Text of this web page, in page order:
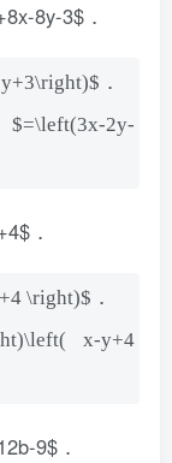
8y-3$．
．
2y-
．
\right)$．
x-y+4
9$．